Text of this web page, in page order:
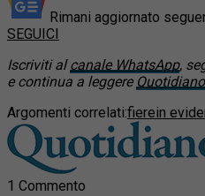
Rimani aggiornato
SEGUICI
Iscriviti alcanale WhatsApp,
e continua a leggere
Argomenti correlati:fierein
1 Commento